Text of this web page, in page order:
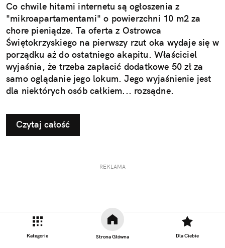
Kategorie Strona Główna Dla Ciebie
Co chwile hitami internetu są ogłoszenia z
"mikroapartamentami" o powierzchni 10 m2 za
chore pieniądze. Ta oferta z Ostrowca
Świętokrzyskiego na pierwszy rzut oka wydaje się w
porządku aż do ostatniego akapitu. Właściciel
wyjaśnia, że trzeba zapłacić dodatkowe 50 zł za
samo oglądanie jego lokum. Jego wyjaśnienie jest
dla niektórych osób całkiem... rozsądne.
Czytaj całość
REKLAMA